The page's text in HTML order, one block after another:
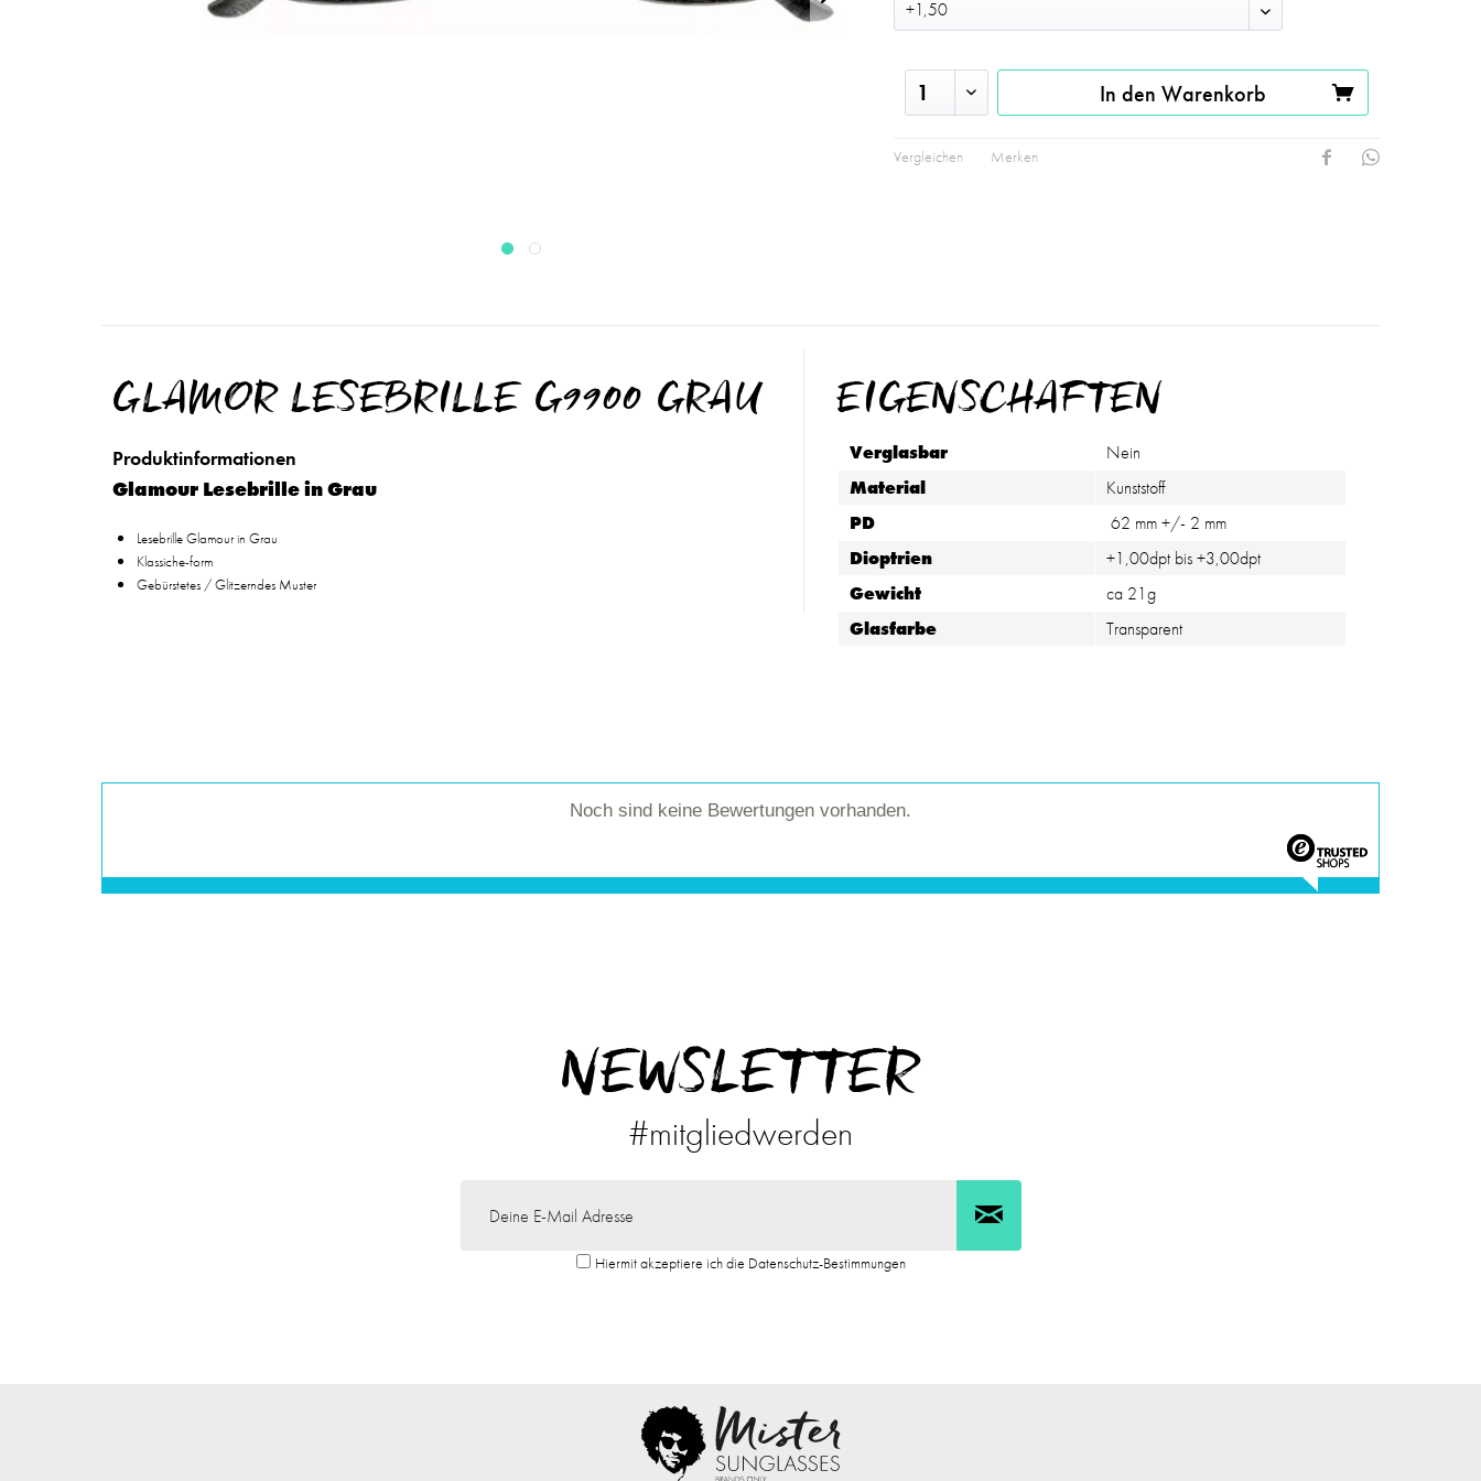
In den Warenkorb
Vergleichen Merken
GLAMOR LESEBRILLE G9900 GRAU
Produktinformationen
Glamour Lesebrille in Grau
Lesebrille Glamour in Grau
Klassiche-form
Gebürstetes / Glitzerndes Muster
EIGENSCHAFTEN
Verglasbar
Nein
Material
Kunststoff
PD
62 mm +/- 2 mm
Dioptrien
+1,00dpt bis +3,00dpt
Gewicht
ca 21g
Glasfarbe
Transparent
Noch sind keine Bewertungen vorhanden.
NEWSLETTER
#mitgliedwerden
Hiermit akzeptiere ich die Datenschutz-Bestimmungen